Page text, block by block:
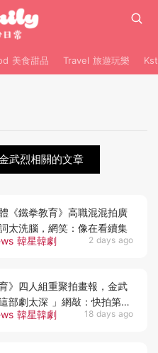
美食甜品 Travel 旅遊玩樂
武烈相關的文章
韓星韓劇 2 days ago
《鐵拳教育》高職混混拍廣
太洗腦，網笑：像在看續集
韓星韓劇 18 days ago
育》四人組重聚拍畫報，金武
部劇太深 」網敲：快拍第二